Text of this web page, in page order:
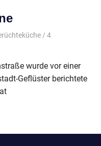
/ 4
wurde vor einer
Geflüster berichtete